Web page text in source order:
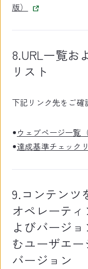
版）
8.URL一覧お
リスト
下記リンク先をご確
ウェブページ一覧
達成基準チェック
9.コンテンツ
オペレーテ
よびバージ
むユーザエ
バージョン